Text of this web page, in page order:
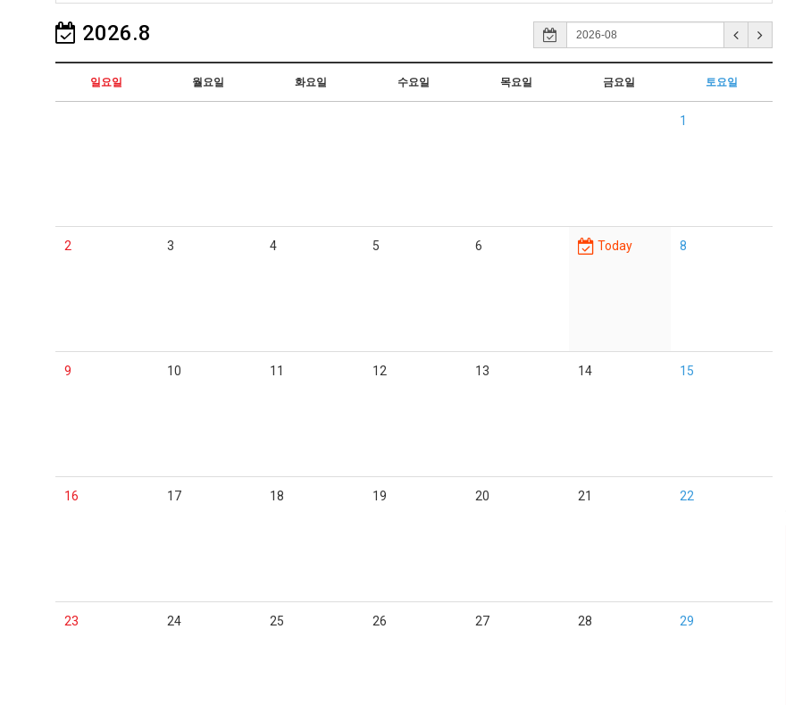
2026.8
일요일 월요일 화요일 수요일 목요일 금요일 토요일
1
2 3 4 5 6 Today 8
9 10 11 12 13 14 15
16 17 18 19 20 21 22
23 24 25 26 27 28 29